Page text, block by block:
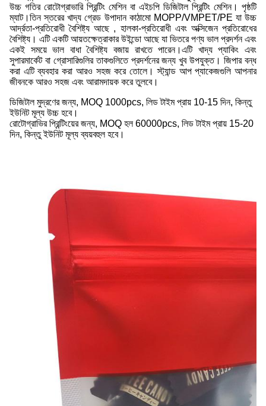
উচ্চ গতির রোটোগ্রাভারি প্রিন্টিং মেশিন বা এইচপি ডিজিটাল প্রিন্টিং মেশিন। পৃষ্ঠটি
ম্যাট।তিন স্তরের খাদ্য গ্রেড উপাদান কাঠামো MOPP/VMPET/PE যা উচ্চ
আর্দ্রতা-প্রতিরোধী বৈশিষ্ট্য আছে , হালকা-প্রতিরোধী এবং অক্সিজেন প্রতিরোধের
বৈশিষ্ট্য। এটি একটি আয়তক্ষেত্রাকার উইন্ডো আছে যা ভিতরে পণ্য ভাল প্রদর্শন এবং
একই সময়ে ভাল বাধা বৈশিষ্ট্য বজায় রাখতে পারেন।এটি খাদ্য প্যাকিং এবং
সুপারমার্কেট বা গ্রোসারিগুলির তাকগুলিতে প্রদর্শনের জন্য খুব উপযুক্ত। জিপার বন্ধ
করা এটি ব্যবহার করা আরও সহজ করে তোলে। স্ট্যান্ড আপ প্যাকেজগুলি আপনার
জীবনকে আরও সহজ এবং আরামদায়ক করে তুলবে।
ডিজিটাল মুদ্রণের জন্য, MOQ 1000pcs, লিড টাইম প্রায় 10-15 দিন, কিন্তু
ইউনিট মূল্য উচ্চ হবে।
রোটোগ্রাভির প্রিন্টিংয়ের জন্য, MOQ হল 60000pcs, লিড টাইম প্রায় 15-20
দিন, কিন্তু ইউনিট মূল্য ব্যয়বহুল হবে।